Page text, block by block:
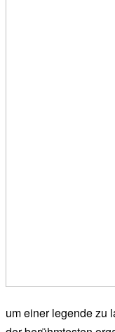
um einer legende zu